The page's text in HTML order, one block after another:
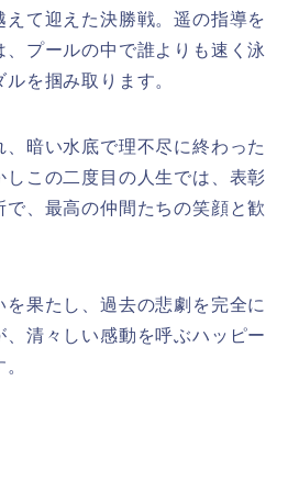
て迎えた決勝戦。遥の指導を
プールの中で誰よりも速く泳
を掴み取ります。
暗い水底で理不尽に終わった
しこの二度目の人生では、表彰
で、最高の仲間たちの笑顔と歓
を果たし、過去の悲劇を完全に
、清々しい感動を呼ぶハッピー